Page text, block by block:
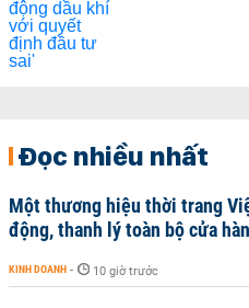
Đọc nhiều nhất
Một thương hiệu thời trang
động, thanh lý toàn bộ cửa
KINH DOANH - 10 giờ trước